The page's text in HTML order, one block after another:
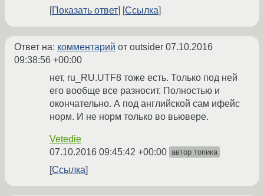
Показать ответ
Ссылка
Ответ на: комментарий от outsider 07.10.2016
09:38:56 +00:00
нет, ru_RU.UTF8 тоже есть. Только под ней
его вообще все разносит. Полностью и
окончательно. А под английской сам ифейс
норм. И не норм только во вьювере.
Vetedie
07.10.2016 09:45:42 +00:00 автор топика
Ссылка